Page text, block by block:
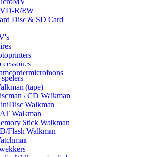
R/RW
Disc & SD Card
(tape)
/ CD Walkman
Walkman
Walkman
Stick Walkman
Flash Walkman